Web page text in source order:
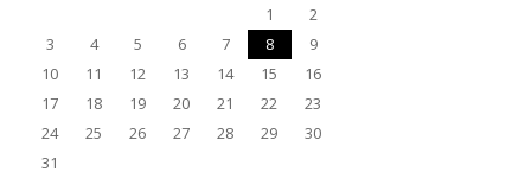
1
2
3
4 5 6 7 8
9
10
11 12 13 14 15
16
17
18 19 20 21 22
23
24
25 26 27 28 29
30
31